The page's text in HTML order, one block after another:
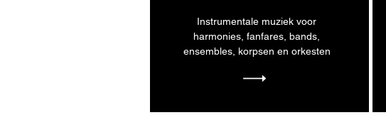
Instrumentale muziek voor
harmonies, fanfares, bands,
ensembles, korpsen en orkesten